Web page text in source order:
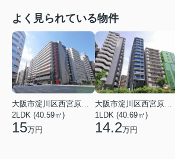
よく見られている物件
大阪市淀川区西宮原１丁目
2LDK (40.59㎡)
15万円
大阪市淀川区西宮原１丁目
1LDK (40.69㎡)
14.2万円